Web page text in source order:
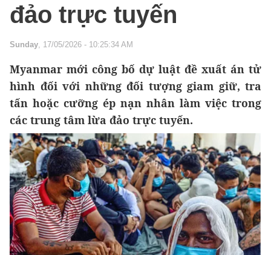
đảo trực tuyến
Sunday, 17/05/2026 - 10:25:34 AM
Myanmar mới công bố dự luật đề xuất án tử
hình đối với những đối tượng giam giữ, tra
tấn hoặc cưỡng ép nạn nhân làm việc trong
các trung tâm lừa đảo trực tuyến.